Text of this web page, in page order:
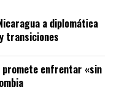
a diplomática
transiciones
promete enfrentar «sin